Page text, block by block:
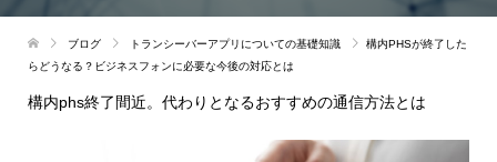
ブログ トランシーバーアプリについての基礎知識
構内PHSが終了した
らどうなる？ビジネスフォンに必要な今後の対応とは
構内phs終了間近。代わりとなるおすすめの通信方法とは